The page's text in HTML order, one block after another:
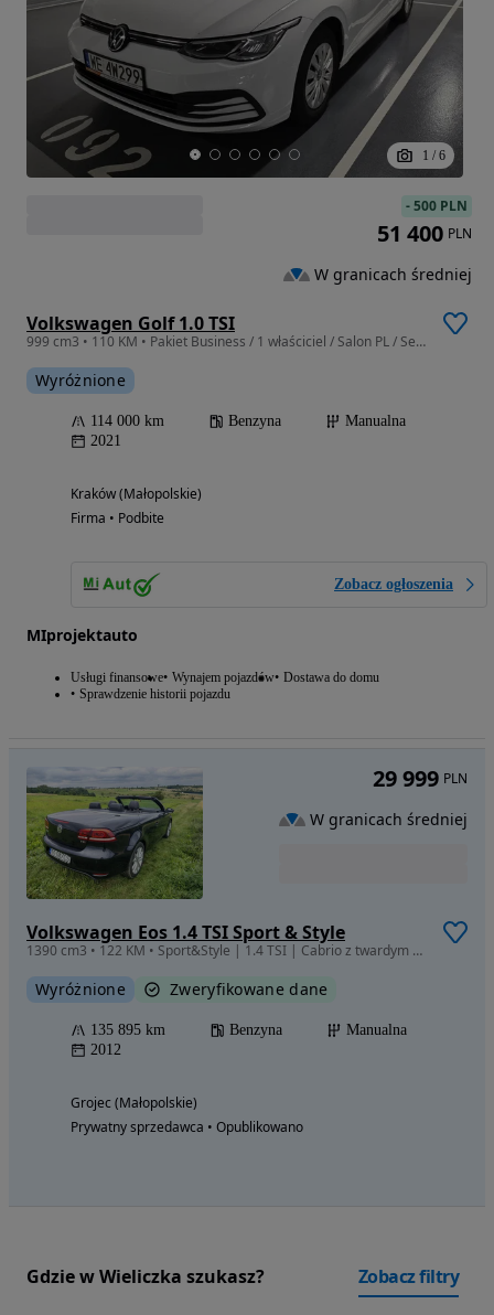
1 / 6
Volkswagen Golf 1.0 TSI
999 cm3 • 110 KM • Pakiet Business / 1 właściciel / Salon PL / Serwis ASO / F.VAT23%
Wyróżnione
114 000 km Benzyna
Manualna
2021
Kraków (Małopolskie)
Firma • Podbite
Zobacz ogłoszenia
MIprojektauto
Usługi finansowe Wynajem pojazdów Dostawa do domu
Sprawdzenie historii pojazdu
-500 PLN
51 400 PLN
W granicach średniej
Volkswagen Eos 1.4 TSI Sport & Style
1390 cm3 • 122 KM • Sport&Style | 1.4 TSI | Cabrio z twardym dachem | Wyjątkowo zadbany
Wyróżnione Zweryfikowane dane
135 895 km Benzyna
Manualna
2012
Grojec (Małopolskie)
Prywatny sprzedawca • Opublikowano
29 999 PLN
W granicach średniej
Gdzie w Wieliczka szukasz? Zobacz filtry